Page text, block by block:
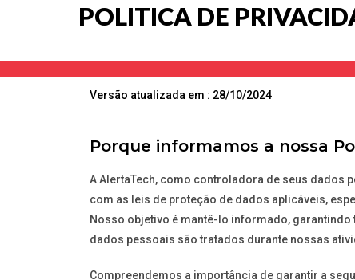
POLITICA DE
Versão atualizada em : 28/10/2024
Porque informamos a nossa
A AlertaTech, como controladora de seus dados
com as leis de proteção de dados aplicáveis,
Nosso objetivo é mantê-lo informado,
dados pessoais são tratados durante nossas
Compreendemos a importância de garantir a